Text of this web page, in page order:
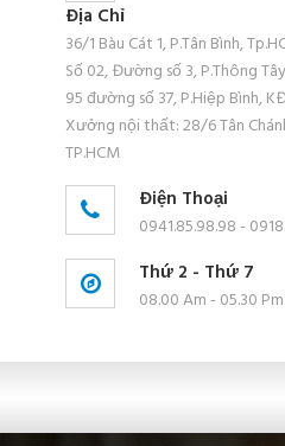
Địa Chỉ
36/1 Bàu Cát 1, P.Tân Bình,
Số 02, Đường số 3, P.Thông
95 đường số 37, P.Hiệp Bình,
Xưởng nội thất: 28/6 Tân
TP.HCM
Điện Thoại
0941.85.98.98 -
Thứ 2 - Thứ 7
08.00 Am - 05.30 Pm